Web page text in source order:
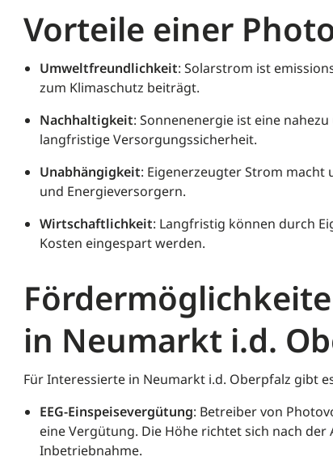
Vorteile einer
Umweltfreundlichkeit: Solarstrom ist
zum Klimaschutz beiträgt.
Nachhaltigkeit: Sonnenenergie ist eine
langfristige Versorgungssicherheit.
Unabhängigkeit: Eigenerzeugter Strom
und Energieversorgern.
Wirtschaftlichkeit: Langfristig können durch
Kosten eingespart werden.
in Neumarkt i.d.
Für Interessierte in Neumarkt i.d. Oberpfalz gibt
EEG-Einspeisevergütung: Betreiber von
eine Vergütung. Die Höhe richtet sich nach
Inbetriebnahme.